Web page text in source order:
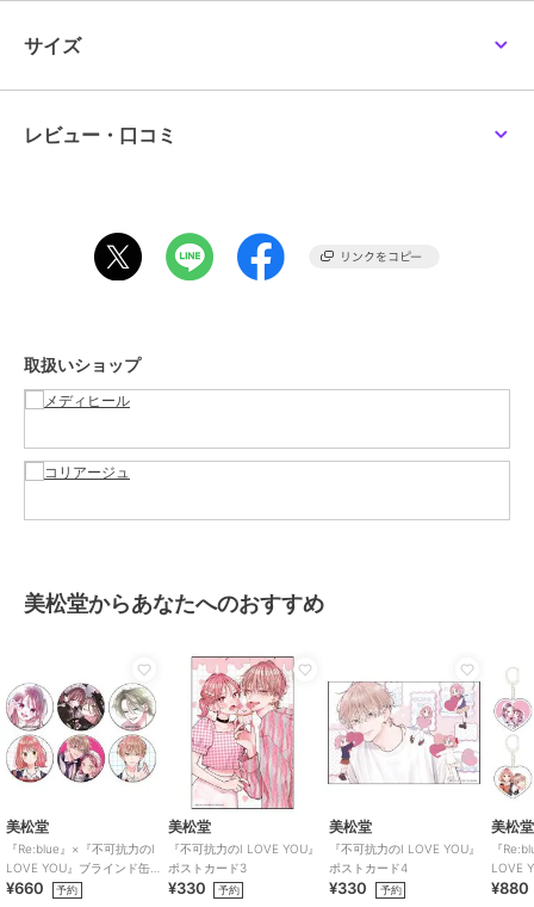
ベン・フェノキシエタノール・BHT
乳タンパク、初乳、乳酸桿菌/乳発酵液(すべて保湿成分)
水、ＢＧ、グリセリン、メドウフォーム油、ナイアシンアミド、ペン
リセリン、ニオイテンジクアオイ花油、（アクリレーツ／アクリル酸
アルキル（Ｃ１０－３０））クロスポリマー、ベルガモット果実油、
ル、ビサボロール、カプリロイルサリチル酸、ラクトビオン酸、ヒア
この商品は、不良品のみ返品を承ります
メディヒール
ショップ メディヒール ／ コリアージュ
商品カテゴリ スキンケア ／化粧水
性別タイプ
レディース
スキンケア ／化粧水
カラー **
サイズ 362g
特徴
スキンケア
サイズ
レビュー・口コミ
取扱いショップ
美松堂からあなたへのおすすめ
美松堂
『Re:blue』×『不可抗力のI
LOVE YOU』ブラインド缶バ
ッジ（全6種）
¥660 予約
美松堂
『不可抗力のI LOVE YOU』
ポストカード3
¥330 予約
美松堂
『不可抗力のI LOVE YOU』
ポストカード4
¥330 予約
美松堂
『
LOVE
リルキ
¥880